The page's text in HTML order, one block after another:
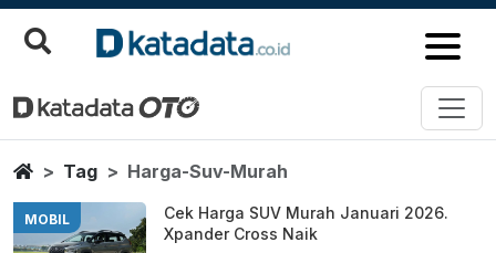
Harga Suv Murah
Berita Terbaru
HomeTag Harga-Suv-Murah
MOBIL
Cek Harga SUV Murah Januari 2026.
Xpander Cross Naik